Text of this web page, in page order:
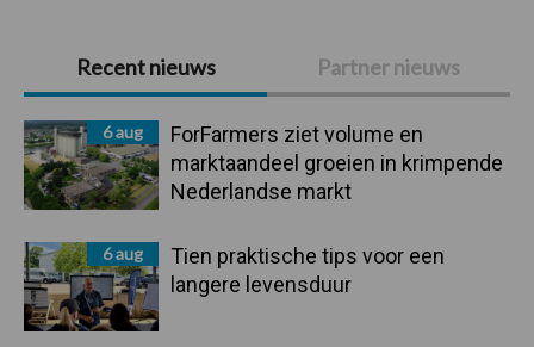
Primaire
Sidebar
Recent nieuws Partner nieuws
6 aug
ForFarmers ziet volume en
marktaandeel groeien in krimpende
Nederlandse markt
6 aug
Tien praktische tips voor een
langere levensduur